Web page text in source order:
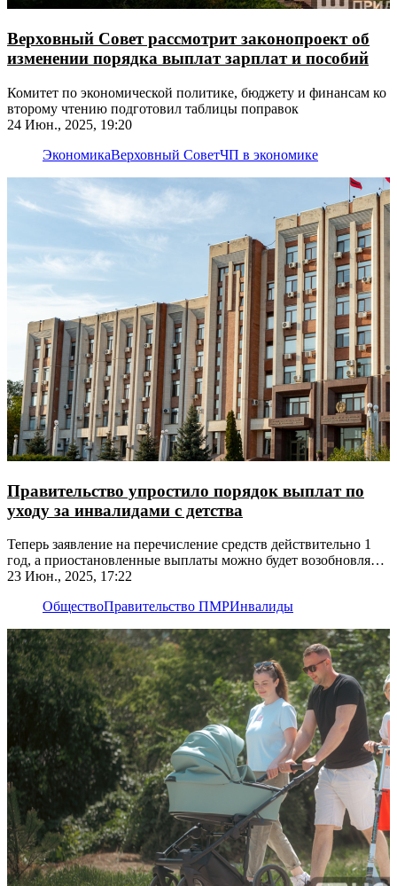
Верховный Совет рассмотрит законопроект об
изменении порядка выплат зарплат и пособий
Комитет по экономической политике, бюджету и финансам ко
второму чтению подготовил таблицы поправок
24 Июн., 2025, 19:20
ЭкономикаВерховный СоветЧП в экономике
Правительство упростило порядок выплат по
уходу за инвалидами с детства
Теперь заявление на перечисление средств действительно 1
год, а приостановленные выплаты можно будет возобновлять
без потерь
23 Июн., 2025, 17:22
ОбществоПравительство ПМРИнвалиды